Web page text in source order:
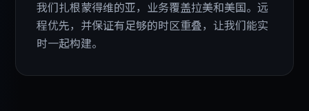
我们扎根蒙得维的亚，业务覆盖拉美和美国。远
程优先，并保证有足够的时区重叠，让我们能实
时一起构建。